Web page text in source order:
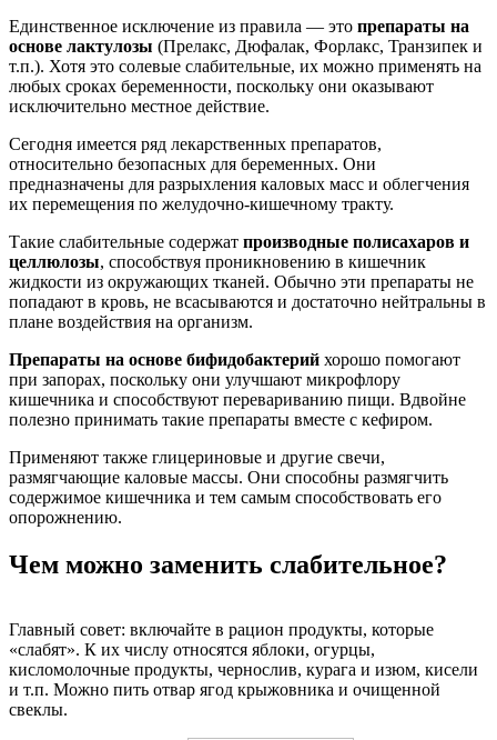
Единственное исключение из правила — это препараты на
основе лактулозы (Прелакс, Дюфалак, Форлакс, Транзипек и
т.п.). Хотя это солевые слабительные, их можно применять на
любых сроках беременности, поскольку они оказывают
исключительно местное действие.
Сегодня имеется ряд лекарственных препаратов,
относительно безопасных для беременных. Они
предназначены для разрыхления каловых масс и облегчения
их перемещения по желудочно-кишечному тракту.
Такие слабительные содержат производные полисахаров и
целлюлозы, способствуя проникновению в кишечник
жидкости из окружающих тканей. Обычно эти препараты не
попадают в кровь, не всасываются и достаточно нейтральны в
плане воздействия на организм.
Препараты на основе бифидобактерий хорошо помогают
при запорах, поскольку они улучшают микрофлору
кишечника и способствуют перевариванию пищи. Вдвойне
полезно принимать такие препараты вместе с кефиром.
Применяют также глицериновые и другие свечи,
размягчающие каловые массы. Они способны размягчить
содержимое кишечника и тем самым способствовать его
опорожнению.
Чем можно заменить слабительное?
Главный совет: включайте в рацион продукты, которые
«слабят». К их числу относятся яблоки, огурцы,
кисломолочные продукты, чернослив, курага и изюм, кисели
и т.п. Можно пить отвар ягод крыжовника и очищенной
свеклы.